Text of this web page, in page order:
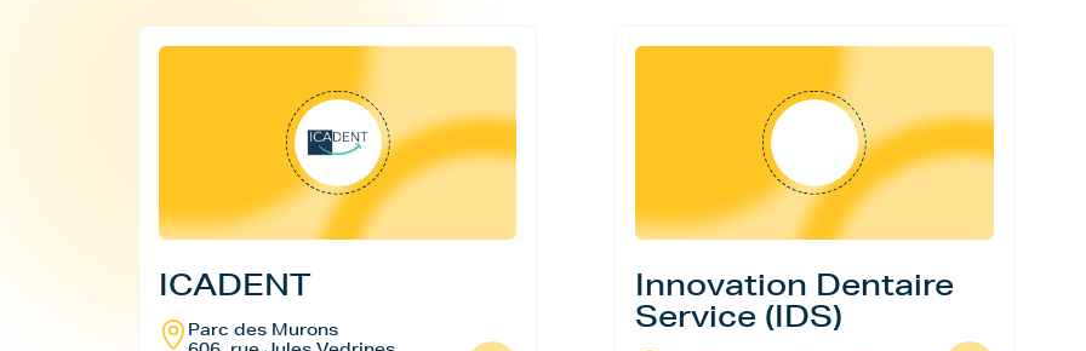
ICADENT
Parc des Murons
Innovation Dentaire
Service (IDS)